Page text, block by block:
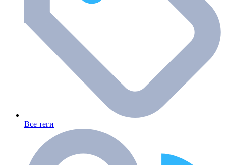
Все теги